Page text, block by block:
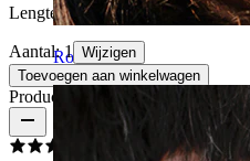
Rook
Lengte:8 mm
Aantal: 1 Wijzigen
Toevoegen aan winkelwagen
Productbeoordelingen